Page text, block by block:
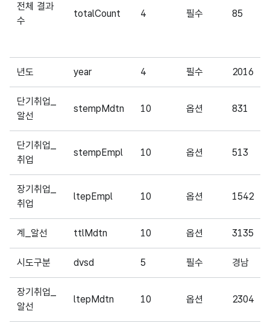
전체 결과
수
totalCount 4 필수 85
년도 year 4 필수 2016
단기취업_
알선
stempMdtn 10 옵션 831
단기취업_
취업
stempEmpl 10 옵션 513
장기취업_
취업
ltepEmpl 10 옵션 1542
계_알선 ttlMdtn 10 옵션 3135
시도구분 dvsd 5 필수 경남
장기취업_
알선
ltepMdtn 10 옵션 2304